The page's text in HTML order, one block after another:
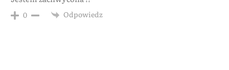
0 Odpowiedz